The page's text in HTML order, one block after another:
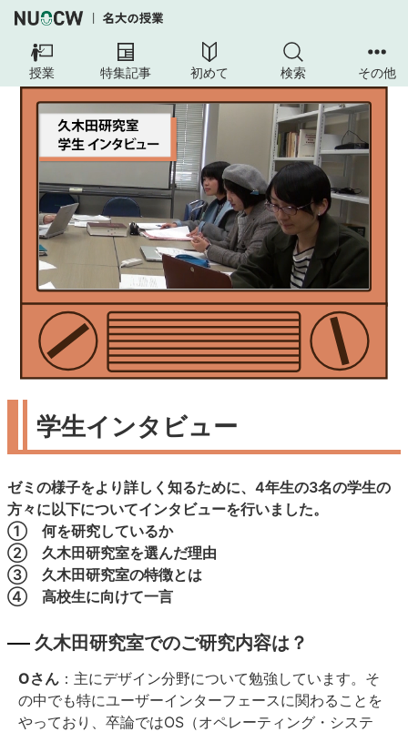
授業 特集記事 初めて 検索 その他
学生インタビュー
ゼミの様子をより詳しく知るために、4年生の3名の学生の
方々に以下についてインタビューを行いました。
① 何を研究しているか
② 久木田研究室を選んだ理由
③ 久木田研究室の特徴とは
④ 高校生に向けて一言
久木田研究室でのご研究内容は？
Oさん ：主にデザイン分野について勉強しています。そ
の中でも特にユーザーインターフェースに関わることを
やっており、卒論ではOS（オペレーティング・システ